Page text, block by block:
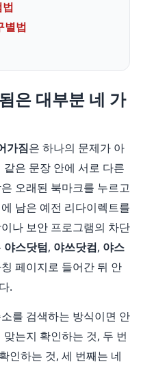
별법
은 대부분 네 가
가짐은 하나의 문제가 아
은 문장 안에 서로 다른
오래된 북마크를 누르고
남은 예전 리다이렉트를
나 보안 프로그램의 차단
야스닷텀, 야쓰닷컴, 야스
페이지로 들어간 뒤 안
.
를 검색하는 방식이면 안
는지 확인하는 것, 두 번
인하는 것, 세 번째는 네